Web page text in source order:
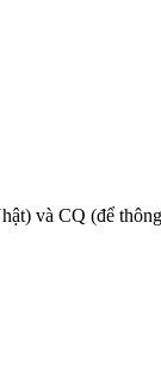
và CQ (để